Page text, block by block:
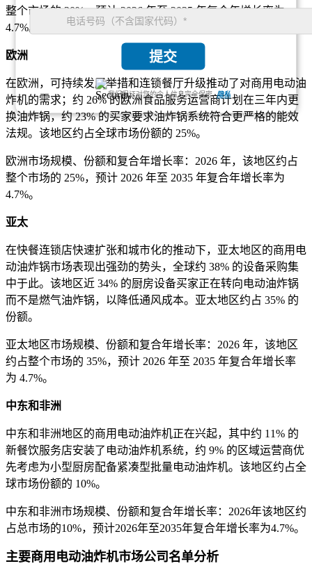
提交
我们保证对您的个人信息完全保密.隐私
整个市场的 30%，预计 2026 年至 2035 年复合年增长率为
4.7%。
欧洲
在欧洲，可持续发展举措和连锁餐厅升级推动了对商用电动油
炸机的需求；约 26% 的欧洲食品服务运营商计划在三年内更
换油炸锅，约 23% 的买家要求油炸锅系统符合更严格的能效
法规。该地区约占全球市场份额的 25%。
欧洲市场规模、份额和复合年增长率：2026 年，该地区约占
整个市场的 25%，预计 2026 年至 2035 年复合年增长率为
4.7%。
亚太
在快餐连锁店快速扩张和城市化的推动下，亚太地区的商用电
动油炸锅市场表现出强劲的势头，全球约 38% 的设备采购集
中于此。该地区近 34% 的厨房设备买家正在转向电动油炸锅
而不是燃气油炸锅，以降低通风成本。亚太地区约占 35% 的
份额。
亚太地区市场规模、份额和复合年增长率：2026 年，该地区
约占整个市场的 35%，预计 2026 年至 2035 年复合年增长率
为 4.7%。
中东和非洲
中东和非洲地区的商用电动油炸机正在兴起，其中约 11% 的
新餐饮服务店安装了电动油炸机系统，约 9% 的区域运营商优
先考虑为小型厨房配备紧凑型批量电动油炸机。该地区约占全
球市场份额的 10%。
中东和非洲市场规模、份额和复合年增长率：2026年该地区约
占总市场的10%，预计2026年至2035年复合年增长率为4.7%。
主要商用电动油炸机市场公司名单分析